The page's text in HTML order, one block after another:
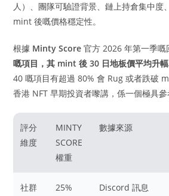
人）、團隊可驗證背景、鏈上持倉集中度
mint 後嘅價格穩定性。
根據 Minty Score 官方 2026 年第一季嘅
嘅項目，其 mint 後 30 日地板價平均升
40 嘅項目有超過 80% 會 Rug 或者跌破
香港 NFT 早期投資者嚟講，係一個極具參
評分
維度
MINTY
SCORE
權重
數據來源
社群
25%
Discord 訊息